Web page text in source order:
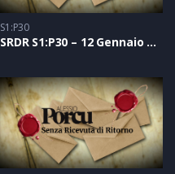
S1:P30
SRDR S1:P30 – 12 Gennaio 2021